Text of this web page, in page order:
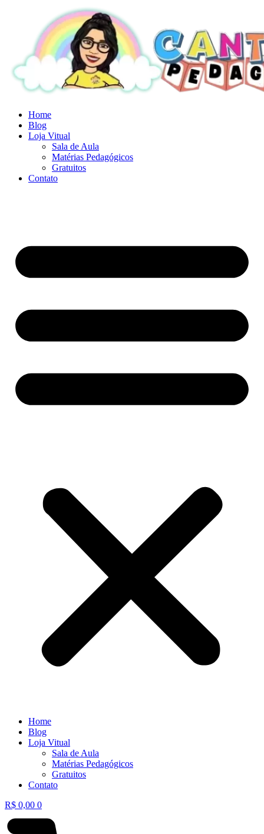
conteúdo
Home
Blog
Loja Vitual
Sala de Aula
Matérias Pedagógicos
Gratuitos
Contato
Home
Blog
Loja Vitual
Sala de Aula
Matérias Pedagógicos
Gratuitos
Contato
R$ 0,00 0